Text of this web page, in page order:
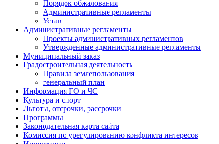
Порядок обжалования
Административные регламенты
Устав
Административные регламенты
Проекты административных регламентов
Утвержденные административные регламенты
Муниципальный заказ
Градостроительная деятельность
Правила землепользования
генеральный план
Информация ГО и ЧС
Культура и спорт
Льготы, отсрочки, рассрочки
Программы
Законодательная карта сайта
Комиссия по урегулированию конфликта интересов